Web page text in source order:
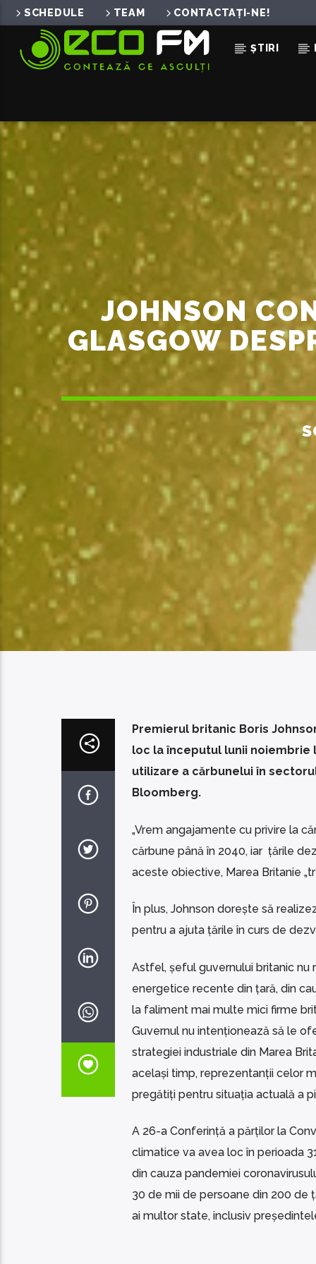
SCHEDULE TEAM CONTACTAȚI-NE!
ȘTIRI
ACUM ÎN DIRECT
FARA SUNETE
FLORIN RISTEI X DAN BITTMAN
JOHNSON
GLASGOW
Premierul britanic Boris
loc la începutul lunii noiembrie
utilizare a cărbunelui în
Bloomberg.
„Vrem angajamente cu privire la
cărbune până în 2040, iar țările
aceste obiective, Marea Britanie
În plus, Johnson dorește să
pentru a ajuta țările în curs de
Astfel, șeful guvernului britanic nu
energetice recente din țară, din
la faliment mai multe mici firme
Guvernul nu intenționează să le
strategiei industriale din Marea
același timp, reprezentanții celor
pregătiți pentru situația actuală a
A 26-a Conferință a părților la
climatice va avea loc în perioada
din cauza pandemiei
30 de mii de persoane din 200 de
ai multor state, inclusiv